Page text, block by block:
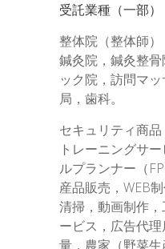
受託業種（一部）
整体院（整体師）
鍼灸院，鍼灸整
ック院，訪問マ
局，歯科。
セキュリティ商
トレーニングサ
ルプランナー（
産品販売，WEB
清掃，動画制作
ービス，広告代
量，農家（野菜